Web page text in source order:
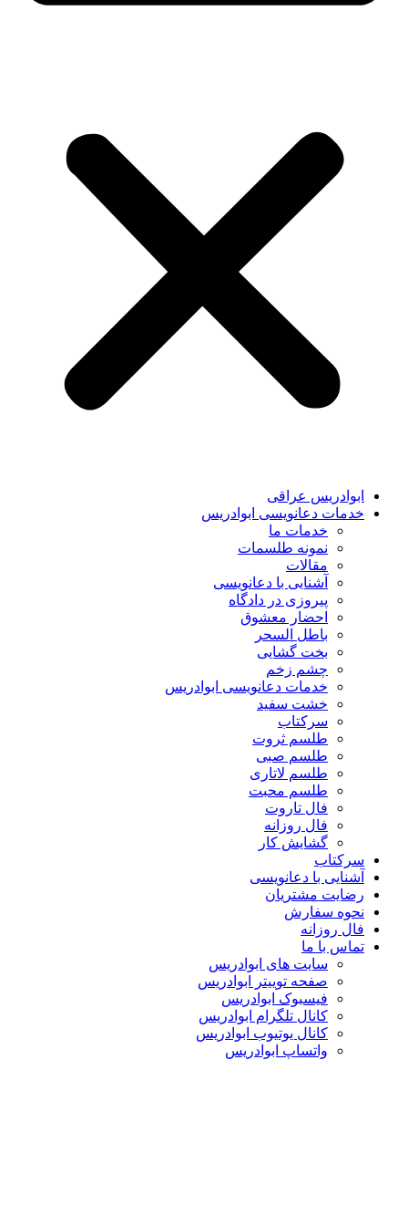
ابوادریس عراقی
خدمات دعانویسی ابوادریس
خدمات ما
نمونه طلسمات
مقالات
آشنایی با دعانویسی
پیروزی در دادگاه
احضار معشوق
باطل السحر
بخت گشایی
چشم زخم
خدمات دعانویسی ابوادریس
خشت سفید
سرکتاب
طلسم ثروت
طلسم صبی
طلسم لاتاری
طلسم محبت
فال تاروت
فال روزانه
گشایش کار
سرکتاب
آشنایی با دعانویسی
رضایت مشتریان
نحوه سفارش
فال روزانه
تماس با ما
سایت های ابوادریس
صفحه توییتر ابوادریس
فیسبوک ابوادریس
کانال تلگرام ابوادریس
کانال یوتیوب ابوادریس
واتساپ ابوادریس